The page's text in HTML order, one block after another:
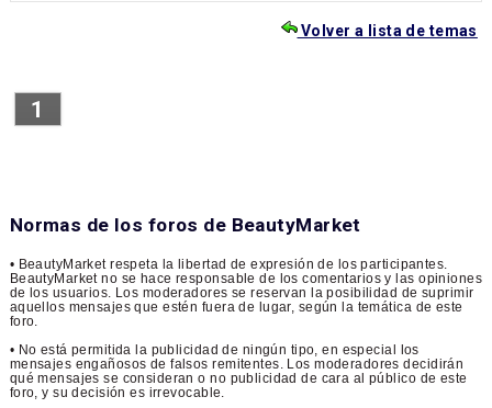
Volver a lista de temas
1
Normas de los foros de BeautyMarket
• BeautyMarket respeta la libertad de expresión de los participantes.
BeautyMarket no se hace responsable de los comentarios y las opiniones
de los usuarios. Los moderadores se reservan la posibilidad de suprimir
aquellos mensajes que estén fuera de lugar, según la temática de este
foro.
• No está permitida la publicidad de ningún tipo, en especial los
mensajes engañosos de falsos remitentes. Los moderadores decidirán
qué mensajes se consideran o no publicidad de cara al público de este
foro, y su decisión es irrevocable.